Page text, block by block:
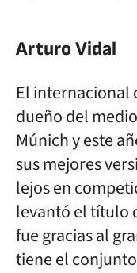
Arturo Vidal
El internacional
dueño del
Múnich y este
sus mejores
lejos en
levantó el título
fue gracias al
tiene el